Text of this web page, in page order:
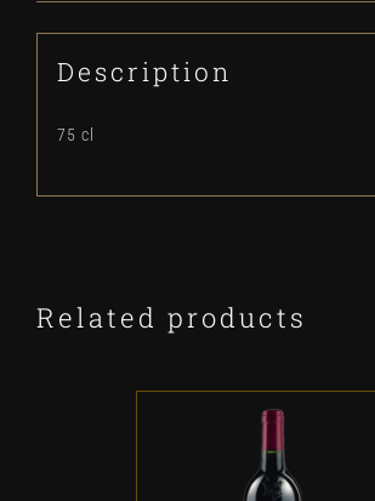
Description
75 cl
Related products